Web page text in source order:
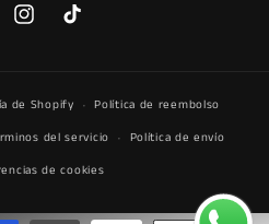
InstagramTikTok
de Shopify
Política de reembolso
del servicio
Política de envío
de cookies